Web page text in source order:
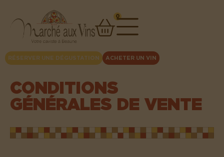
0
RÉSERVER UNE DÉGUSTATION ACHETER UN VIN
CONDITIONS
GÉNÉRALES DE VENTE